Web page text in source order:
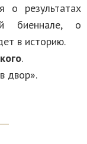
о результатах
биеннале, о
в историю.
.
двор».